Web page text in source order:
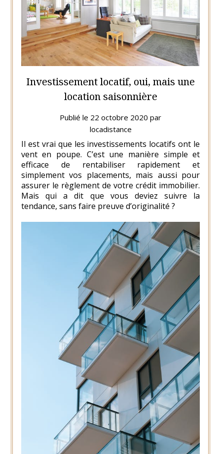
Investissement locatif, oui, mais une
location saisonnière
Publié le 22 octobre 2020 par
locadistance
Il est vrai que les investissements locatifs ont le
vent en poupe. C’est une manière simple et
efficace de rentabiliser rapidement et
simplement vos placements, mais aussi pour
assurer le règlement de votre crédit immobilier.
Mais qui a dit que vous deviez suivre la
tendance, sans faire preuve d’originalité ?